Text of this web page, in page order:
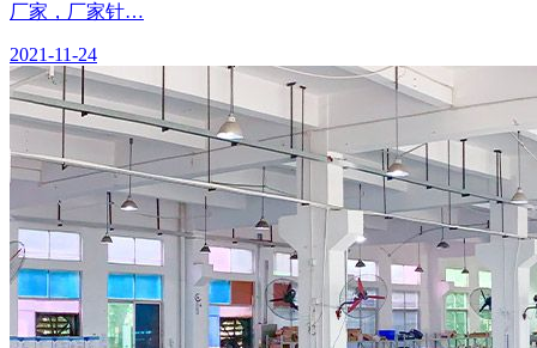
厂家，厂家针…
2021-11-24